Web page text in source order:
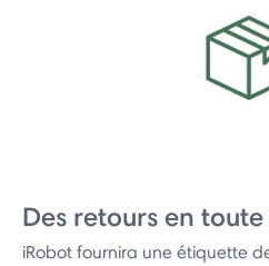
Des retours en
iRobot fournira une étiquette